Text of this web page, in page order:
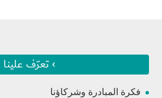
› تعرّف علينا
فكرة المبادرة وشركاؤنا